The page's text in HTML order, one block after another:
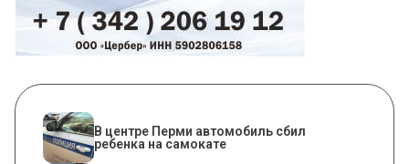
В центре Перми автомобиль сбил
ребенка на самокате